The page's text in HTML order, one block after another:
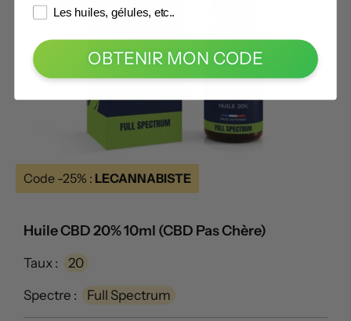
Code -25% : LECANNABISTE
Huile CBD 20% 10ml (CBD Pas Chère)
Taux : 20
Spectre : Full Spectrum
Les huiles, gélules, etc..
OBTENIR MON CODE